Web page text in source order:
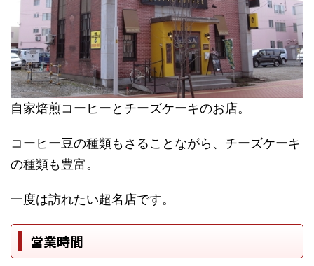
自家焙煎コーヒーとチーズケーキのお店。
コーヒー豆の種類もさることながら、チーズケーキ
の種類も豊富。
一度は訪れたい超名店です。
営業時間